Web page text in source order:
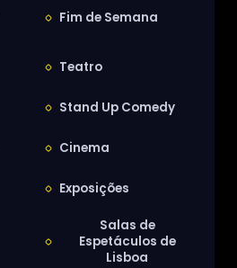
Fim de Semana
Teatro
Stand Up Comedy
Cinema
Exposições
Salas de
Espetáculos de
Lisboa